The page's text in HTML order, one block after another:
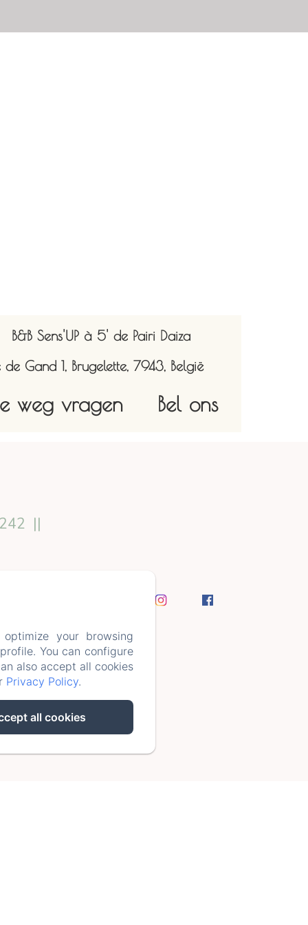
B&B Sens'UP à 5' de Pairi Daiza
de Gand 1, Brugelette, 7943, België
weg vragen Bel ons
your browsing
You can configure
also accept all cookies
Privacy Policy.
all cookies